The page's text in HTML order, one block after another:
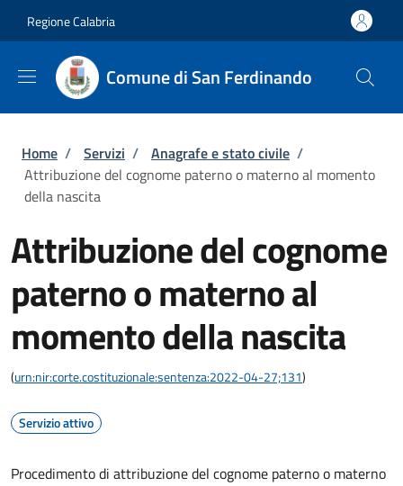
Regione Calabria
Comune di San Ferdinando
Briciole di pane
Home / Servizi / Anagrafe e stato civile /
Attribuzione del cognome paterno o materno al momento
della nascita
Attribuzione del cognome
paterno o materno al
momento della nascita
(urn:nir:corte.costituzionale:sentenza:2022-04-27;131)
Servizio attivo
Procedimento di attribuzione del cognome paterno o materno